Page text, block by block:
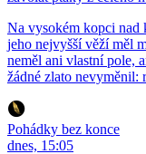
Na vysokém kopci nad
jeho nejvyšší věží měl
neměl ani vlastní pole,
žádné zlato nevyměnil:
Pohádky bez konce
dnes, 15:05